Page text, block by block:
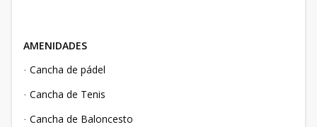
AMENIDADES
· Cancha de pádel
· Cancha de Tenis
· Cancha de Baloncesto